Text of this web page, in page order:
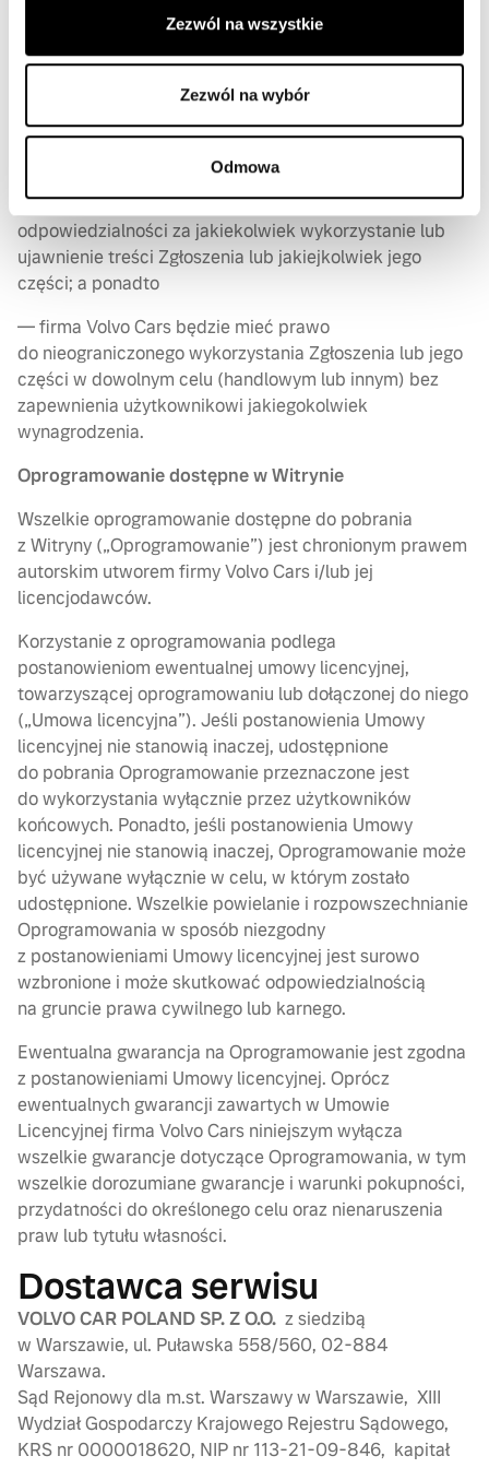
Zezwól na wszystkie
Zezwól na wybór
Odmowa
— firma Volvo Cars nie będzie mieć żadnych
zobowiązań związanych ze Zgłoszeniem lub jakąkolwiek
jego częścią (umownych lub innego rodzaju, w tym m.in.
obowiązku zapoznania się ze zgłoszeniem, udzielenia
na nie odpowiedzi lub rozpatrzenia go w inny sposób
i/lub zachowania jego poufnego charakteru);
— firma Volvo Cars nie będzie ponosić żadnej
odpowiedzialności za jakiekolwiek wykorzystanie lub
ujawnienie treści Zgłoszenia lub jakiejkolwiek jego
części; a ponadto
— firma Volvo Cars będzie mieć prawo
do nieograniczonego wykorzystania Zgłoszenia lub jego
części w dowolnym celu (handlowym lub innym) bez
zapewnienia użytkownikowi jakiegokolwiek
wynagrodzenia.
Oprogramowanie dostępne w Witrynie
Wszelkie oprogramowanie dostępne do pobrania
z Witryny („Oprogramowanie”) jest chronionym prawem
autorskim utworem firmy Volvo Cars i/lub jej
licencjodawców.
Korzystanie z oprogramowania podlega
postanowieniom ewentualnej umowy licencyjnej,
towarzyszącej oprogramowaniu lub dołączonej do niego
(„Umowa licencyjna”). Jeśli postanowienia Umowy
licencyjnej nie stanowią inaczej, udostępnione
do pobrania Oprogramowanie przeznaczone jest
do wykorzystania wyłącznie przez użytkowników
końcowych. Ponadto, jeśli postanowienia Umowy
licencyjnej nie stanowią inaczej, Oprogramowanie może
być używane wyłącznie w celu, w którym zostało
udostępnione. Wszelkie powielanie i rozpowszechnianie
Oprogramowania w sposób niezgodny
z postanowieniami Umowy licencyjnej jest surowo
wzbronione i może skutkować odpowiedzialnością
na gruncie prawa cywilnego lub karnego.
Ewentualna gwarancja na Oprogramowanie jest zgodna
z postanowieniami Umowy licencyjnej. Oprócz
ewentualnych gwarancji zawartych w Umowie
Licencyjnej firma Volvo Cars niniejszym wyłącza
wszelkie gwarancje dotyczące Oprogramowania, w tym
wszelkie dorozumiane gwarancje i warunki pokupności,
przydatności do określonego celu oraz nienaruszenia
praw lub tytułu własności.
Dostawca serwisu
VOLVO CAR POLAND SP. Z O.O. z siedzibą
w Warszawie, ul. Puławska 558/560, 02-884
Warszawa.
Sąd Rejonowy dla m.st. Warszawy w Warszawie, XIII
Wydział Gospodarczy Krajowego Rejestru Sądowego,
KRS nr 0000018620, NIP nr 113-21-09-846, kapitał